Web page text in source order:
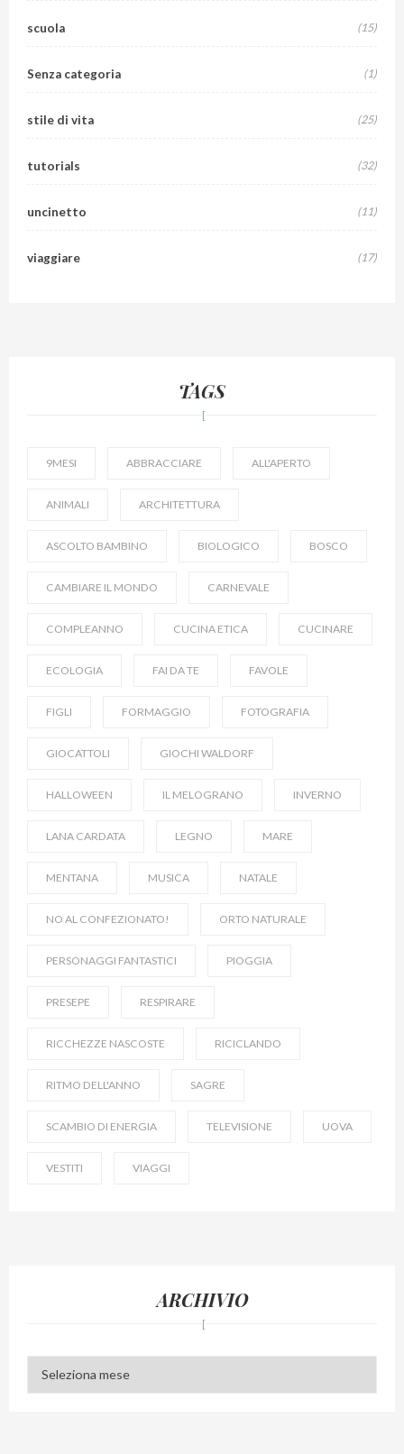
scuola (15)
Senza categoria (1)
stile di vita (25)
tutorials (32)
uncinetto (11)
viaggiare (17)
TAGS
9MESI ABBRACCIARE ALL'APERTO
ANIMALI ARCHITETTURA
ASCOLTO BAMBINO BIOLOGICO BOSCO
CAMBIARE IL MONDO CARNEVALE
COMPLEANNO CUCINA ETICA CUCINARE
ECOLOGIA FAI DA TE FAVOLE
FIGLI FORMAGGIO FOTOGRAFIA
GIOCATTOLI GIOCHI WALDORF
HALLOWEEN IL MELOGRANO INVERNO
LANA CARDATA LEGNO MARE
MENTANA MUSICA NATALE
NO AL CONFEZIONATO! ORTO NATURALE
PERSONAGGI FANTASTICI PIOGGIA
PRESEPE RESPIRARE
RICCHEZZE NASCOSTE RICICLANDO
RITMO DELL'ANNO SAGRE
SCAMBIO DI ENERGIA TELEVISIONE UOVA
VESTITI VIAGGI
ARCHIVIO
Archivio